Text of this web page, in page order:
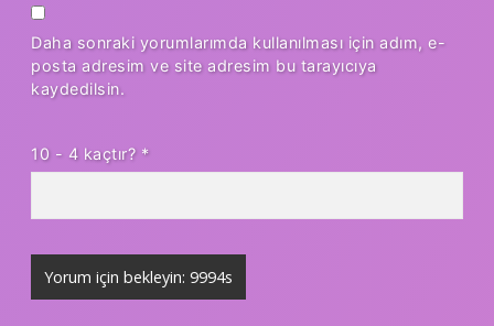
Daha sonraki yorumlarımda kullanılması için adım, e-
posta adresim ve site adresim bu tarayıcıya
kaydedilsin.
10 - 4 kaçtır? *